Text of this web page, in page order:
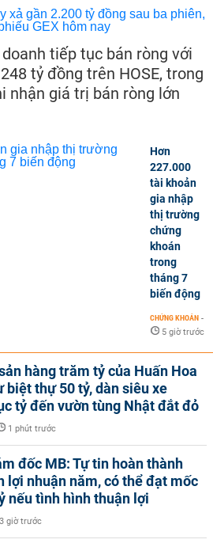
tiếp tục bán ròng với
tỷ đồng trên HOSE, trong
nhận giá trị bán ròng lớn
Hơn
227.000
tài khoản
gia nhập
thị trường
chứng
khoán
trong
tháng 7
biến động
CHỨNG KHOÁN -
5 giờ trước
hàng trăm tỷ của Huấn Hoa
biệt thự 50 tỷ, dàn siêu xe
tỷ đến vườn tùng Nhật đắt đỏ
1 phút trước
đốc MB: Tự tin hoàn thành
lợi nhuận năm, có thể đạt mốc
nếu tình hình thuận lợi
3 giờ trước